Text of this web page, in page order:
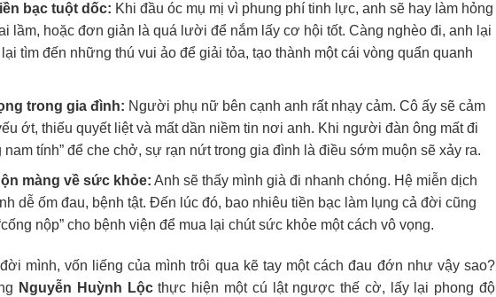
bạc tuột dốc: Khi đầu óc mụ mị vì phung phí tinh lực, anh sẽ hay làm hỏng
lầm, hoặc đơn giản là quá lười để nắm lấy cơ hội tốt. Càng nghèo đi, anh lại
tìm đến những thú vui ảo để giải tỏa, tạo thành một cái vòng quẩn quanh
trong gia đình: Người phụ nữ bên cạnh anh rất nhạy cảm. Cô ấy sẽ cảm
ớt, thiếu quyết liệt và mất dần niềm tin nơi anh. Khi người đàn ông mất đi
tính” để che chở, sự rạn nứt trong gia đình là điều sớm muộn sẽ xảy ra.
màng về sức khỏe: Anh sẽ thấy mình già đi nhanh chóng. Hệ miễn dịch
dễ ốm đau, bệnh tật. Đến lúc đó, bao nhiêu tiền bạc làm lụng cả đời cũng
nộp” cho bệnh viện để mua lại chút sức khỏe một cách vô vọng.
mình, vốn liếng của mình trôi qua kẽ tay một cách đau đớn như vậy sao?
Nguyễn Huỳnh Lộcthực hiện một cú lật ngược thế cờ, lấy lại phong độ